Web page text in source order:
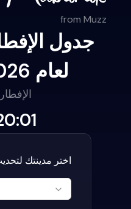
from Muzz
جدول
Konya لعام 2026
الإفطار
اختر مدينتك